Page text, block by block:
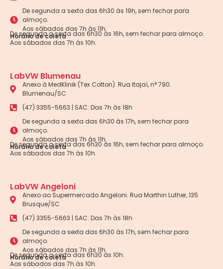
De segunda a sexta das 6h30 às 19h, sem fechar para
almoço.
Aos sábados das 7h às 11h.
Horário de coleta
De segunda a sexta das 6h30 às 16h, sem fechar para almoço.
Aos sábados das 7h às 10h.
LabVW Blumenau
Anexo à MedKlinik (Tex Cotton). Rua Itajaí, n° 790.
Blumenau/SC
(47) 3355-5663 | SAC: Das 7h às 18h
De segunda a sexta das 6h30 às 17h, sem fechar para
almoço.
Aos sábados das 7h às 11h.
Horário de coleta
De segunda a sexta das 6h30 às 16h, sem fechar para almoço.
Aos sábados das 7h às 10h.
LabVW Angeloni
Anexo ao Supermercado Angeloni. Rua Marthin Luther, 135
Brusque/SC
(47) 3355-5663 | SAC: Das 7h às 18h
De segunda a sexta das 6h30 às 17h, sem fechar para
almoço.
Aos sábados das 7h às 11h.
Horário de coleta
De segunda a sexta das 6h30 às 10h.
Aos sábados das 7h às 10h.